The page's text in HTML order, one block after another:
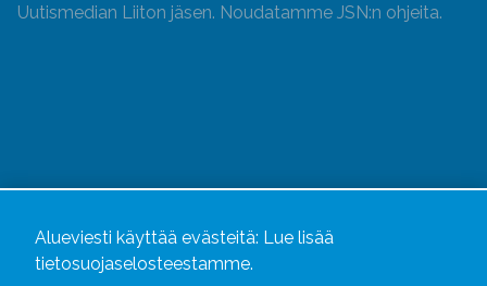
Uutismedian Liiton jäsen. Noudatamme JSN:n ohjeita.
Alueviesti käyttää evästeitä: Lue lisää
tietosuojaselosteestamme.